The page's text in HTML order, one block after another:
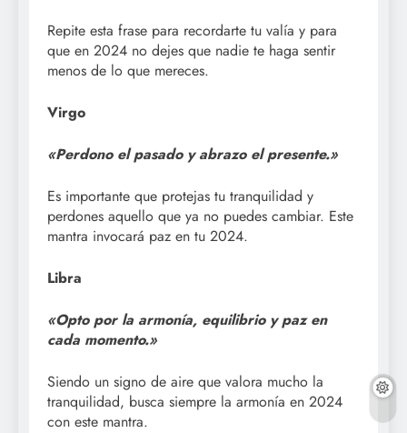
Repite esta frase para recordarte tu valía y para
que en 2024 no dejes que nadie te haga sentir
menos de lo que mereces.
Virgo
«Perdono el pasado y abrazo el presente.»
Es importante que protejas tu tranquilidad y
perdones aquello que ya no puedes cambiar. Este
mantra invocará paz en tu 2024.
Libra
«Opto por la armonía, equilibrio y paz en
cada momento.»
Siendo un signo de aire que valora mucho la
tranquilidad, busca siempre la armonía en 2024
con este mantra.